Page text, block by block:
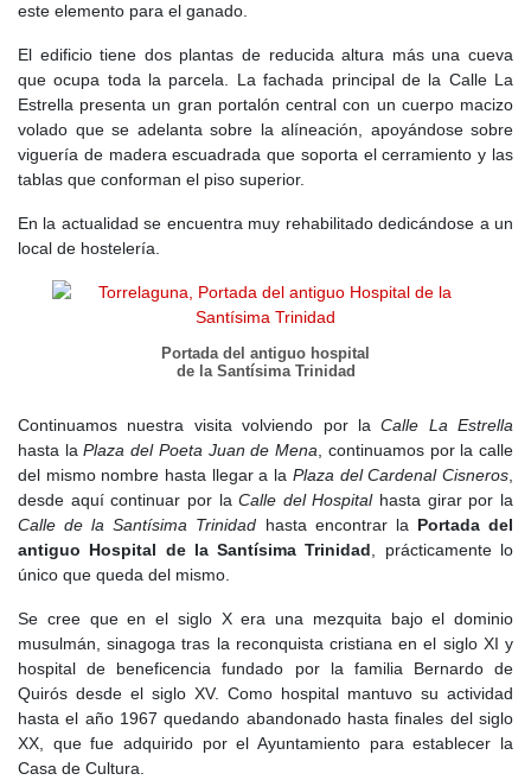
este elemento para el ganado.
El edificio tiene dos plantas de reducida altura más una cueva
que ocupa toda la parcela. La fachada principal de la Calle La
Estrella presenta un gran portalón central con un cuerpo macizo
volado que se adelanta sobre la alíneación, apoyándose sobre
viguería de madera escuadrada que soporta el cerramiento y las
tablas que conforman el piso superior.
En la actualidad se encuentra muy rehabilitado dedicándose a un
local de hostelería.
Portada del antiguo hospital
de la Santísima Trinidad
Continuamos nuestra visita volviendo por laCalle La Estrella
hasta laPlaza del Poeta Juan de Mena, continuamos por la calle
del mismo nombre hasta llegar a la Plaza del Cardenal Cisneros,
desde aquí continuar por laCalle del Hospitalhasta girar por la
Calle de la Santísima Trinidad hasta encontrar la Portada del
antiguo Hospital de la Santísima Trinidad, prácticamente lo
único que queda del mismo.
Se cree que en el siglo X era una mezquita bajo el dominio
musulmán, sinagoga tras la reconquista cristiana en el siglo XI y
hospital de beneficencia fundado por la familia Bernardo de
Quirós desde el siglo XV. Como hospital mantuvo su actividad
hasta el año 1967 quedando abandonado hasta finales del siglo
XX, que fue adquirido por el Ayuntamiento para establecer la
Casa de Cultura.